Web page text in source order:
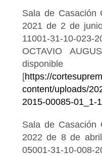
Sala de Casación
2021 de 2 de
11001-31-10-
OCTAVIO
[https://
content/uploads/
2015-00085-01_1-
Sala de Casación
2022 de 8 de
05001-31-10-